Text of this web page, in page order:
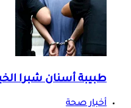
طبيبة أسنان شبرا
أخبار صحة